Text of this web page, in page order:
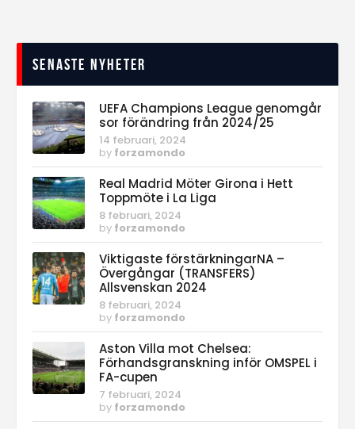
Senaste nyheter
UEFA Champions League genomgår
sor förändring från 2024/25
14 februari, 2024
by forzamondo
Real Madrid Möter Girona i Hett
Toppmöte i La Liga
8 februari, 2024
by forzamondo
Viktigaste förstärkningarNA –
Övergångar (TRANSFERS)
Allsvenskan 2024
8 februari, 2024
by forzamondo
Aston Villa mot Chelsea:
Förhandsgranskning inför OMSPEL i
FA-cupen
7 februari, 2024
by forzamondo